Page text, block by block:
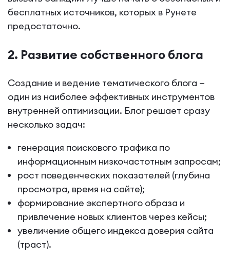
бесплатных источников, которых в Рунете
предостаточно.
2. Развитие собственного блога
Создание и ведение тематического блога —
один из наиболее эффективных инструментов
внутренней оптимизации. Блог решает сразу
несколько задач:
генерация поискового трафика по
информационным низкочастотным запросам;
рост поведенческих показателей (глубина
просмотра, время на сайте);
формирование экспертного образа и
привлечение новых клиентов через кейсы;
увеличение общего индекса доверия сайта
(траст).